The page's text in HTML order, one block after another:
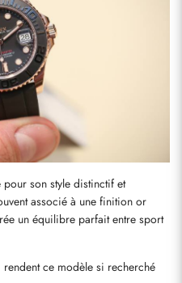
pour son style distinctif et
associé à une finition or
un équilibre parfait entre sport
ce modèle si recherché